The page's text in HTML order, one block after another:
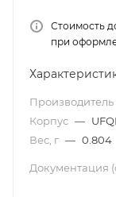
Стоимость
при
Производитель
Корпус —
Вес, г — 0.804
Документация